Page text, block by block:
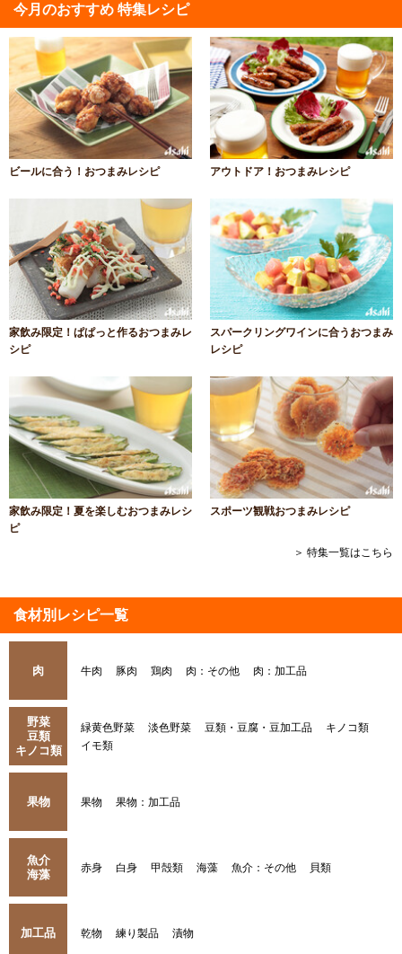
今月のおすすめ 特集レシピ
ビールに合う！おつまみレシピ アウトドア！おつまみレシピ
家飲み限定！ぱぱっと作るおつまみレ
シピ
スパークリングワインに合うおつまみ
レシピ
家飲み限定！夏を楽しむおつまみレシ
ピ
スポーツ観戦おつまみレシピ
＞ 特集一覧はこちら
食材別レシピ一覧
肉 牛肉 豚肉 鶏肉 肉：その他 肉：加工品
野菜
豆類
キノコ類
緑黄色野菜 淡色野菜 豆類・豆腐・豆加工品
キノコ類
イモ類
果物 果物 果物：加工品
魚介
海藻
赤身 白身 甲殻類 海藻 魚介：その他 貝類
加工品 乾物 練り製品 漬物